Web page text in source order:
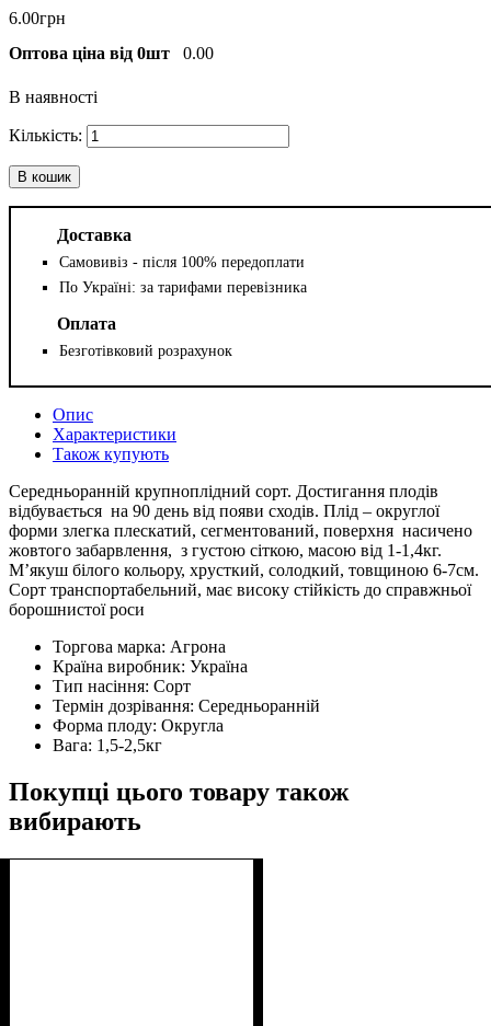
6.00грн
Оптова ціна від 0шт
0.00
В наявності
В кошик
Доставка
Самовивіз - після 100% передоплати
По Україні: за тарифами перевізника
Оплата
Безготівковий розрахунок
Опис
Характеристики
Також купують
Середньоранній крупноплідний сорт. Достигання плодів
відбувається на 90 день від появи сходів. Плід – округлої
форми злегка плескатий, сегментований, поверхня насичено
жовтого забарвлення, з густою сіткою, масою від 1-1,4кг.
М’якуш білого кольору, хрусткий, солодкий, товщиною 6-7см.
Сорт транспортабельний, має високу стійкість до справжньої
борошнистої роси
Торгова марка: Агрона
Країна виробник: Україна
Тип насіння: Сорт
Термін дозрівання: Середньоранній
Форма плоду: Округла
Вага: 1,5-2,5кг
Покупці цього товару також
вибирають